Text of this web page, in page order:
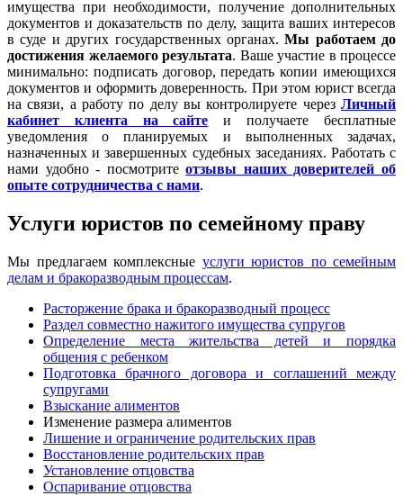
имущества при необходимости, получение дополнительных
документов и доказательств по делу, защита ваших интересов
в суде и других государственных органах.Мы работаем до
достижения желаемого результата. Ваше участие в процессе
минимально: подписать договор, передать копии имеющихся
документов и оформить доверенность. При этом юрист всегда
на связи, а работу по делу вы контролируете через Личный
кабинет клиента на сайте и получаете бесплатные
уведомления о планируемых и выполненных задачах,
назначенных и завершенных судебных заседаниях. Работать с
нами удобно - посмотритеотзывы наших доверителей об
опыте сотрудничества с нами.
Услуги юристов по семейному праву
Мы предлагаем комплексные услуги юристов по семейным
делам и бракоразводным процессам.
Расторжение брака и бракоразводный процесс
Раздел совместно нажитого имущества супругов
Определение места жительства детей и порядка
общения с ребенком
Подготовка брачного договора и соглашений между
супругами
Взыскание алиментов
Изменение размера алиментов
Лишение и ограничение родительских прав
Восстановление родительских прав
Установление отцовства
Оспаривание отцовства